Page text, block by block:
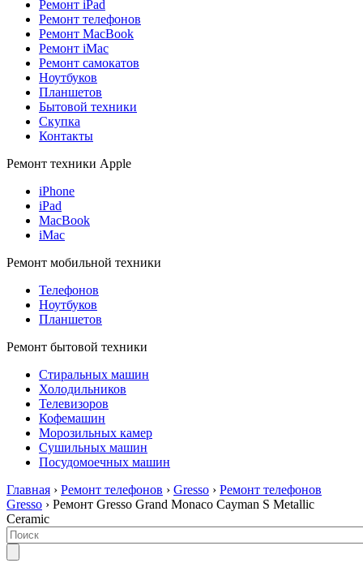
Ремонт iPad
Ремонт телефонов
Ремонт MacBook
Ремонт iMac
Ремонт самокатов
Ноутбуков
Планшетов
Бытовой техники
Скупка
Контакты
Ремонт техники Apple
iPhone
iPad
MacBook
iMac
Ремонт мобильной техники
Телефонов
Ноутбуков
Планшетов
Ремонт бытовой техники
Стиральных машин
Холодильников
Телевизоров
Кофемашин
Морозильных камер
Сушильных машин
Посудомоечных машин
Главная › Ремонт телефонов › Gresso › Ремонт телефонов
Gresso › Ремонт Gresso Grand Monaco Cayman S Metallic
Ceramic